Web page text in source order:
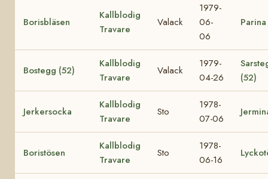
Borisbläsen
Kallblodig
Travare
Valack
1979-
06-
06
Parina
Bostegg (52)
Kallblodig
Travare
Valack
1979-
04-26
(52)
Jerkersocka
Kallblodig
Travare
Sto
1978-
07-06
Boristösen
Kallblodig
Travare
Sto
1978-
06-16